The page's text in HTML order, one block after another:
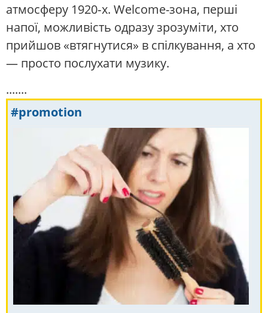
атмосферу 1920‑х. Welcome-зона, перші
напої, можливість одразу зрозуміти, хто
прийшов «втягнутися» в спілкування, а хто
— просто послухати музику.
.......
#promotion